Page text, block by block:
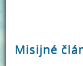
Misijné